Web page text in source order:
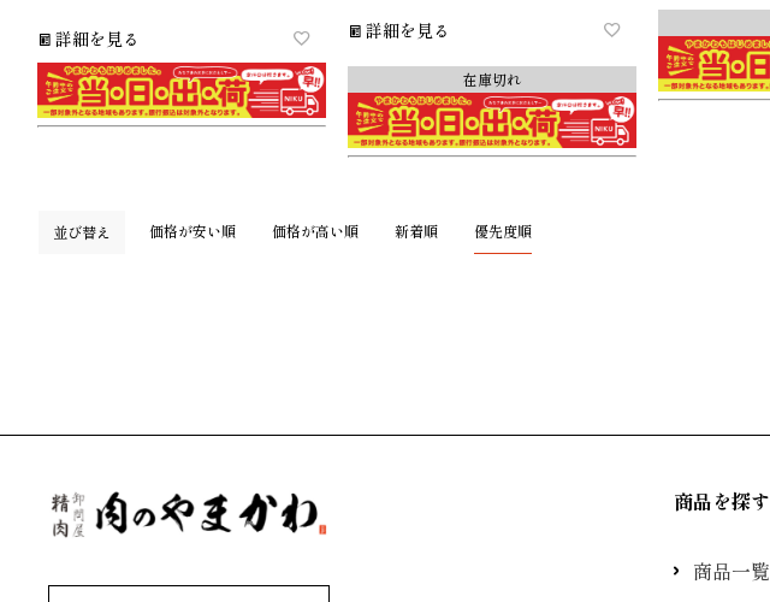
詳細を見る 詳細を見る
在庫切れ
並び替え 価格が安い順 価格が高い順 新着順 優先度順
商品を探す
商品一覧